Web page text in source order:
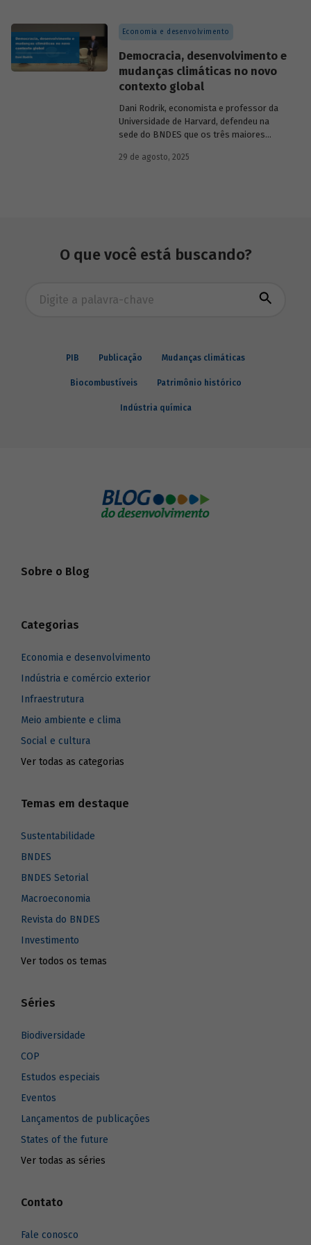
unidades da Rede Ceape e do Banco da
microempreendedores. Essas instituições
eram afiliadas a redes internacionais, tais
como: Acción Internacional, Banco
(BID), Inter-American Foundation e
Women’s World Banking.
Economia e desenvolvimento
Democracia, desenvolvimento e
mudanças climáticas no novo
contexto global
Dani Rodrik, economista e professor da
Universidade de Harvard, defendeu na
sede do BNDES que os três maiores
restauração da classe média e redução da
29 de agosto, 2025
O que você está buscando?
PIB Publicação Mudanças climáticas
Biocombustíveis Patrimônio histórico
Indústria química
Sobre o Blog
Categorias
Economia e desenvolvimento
Indústria e comércio exterior
Infraestrutura
Meio ambiente e clima
Social e cultura
Ver todas as categorias
Temas em destaque
Sustentabilidade
BNDES
BNDES Setorial
Macroeconomia
Revista do BNDES
Investimento
Ver todos os temas
Séries
Biodiversidade
COP
Estudos especiais
Eventos
Lançamentos de publicações
States of the future
Ver todas as séries
Contato
Fale conosco